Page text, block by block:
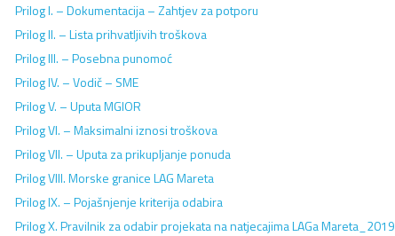
Prilog I. – Dokumentacija – Zahtjev za potporu
Prilog II. – Lista prihvatljivih troškova
Prilog III. – Posebna punomoć
Prilog IV. – Vodič – SME
Prilog V. – Uputa MGIOR
Prilog VI. – Maksimalni iznosi troškova
Prilog VII. – Uputa za prikupljanje ponuda
Prilog VIII. Morske granice LAG Mareta
Prilog IX. – Pojašnjenje kriterija odabira
Prilog X. Pravilnik za odabir projekata na natjecajima LAGa Mareta_2019